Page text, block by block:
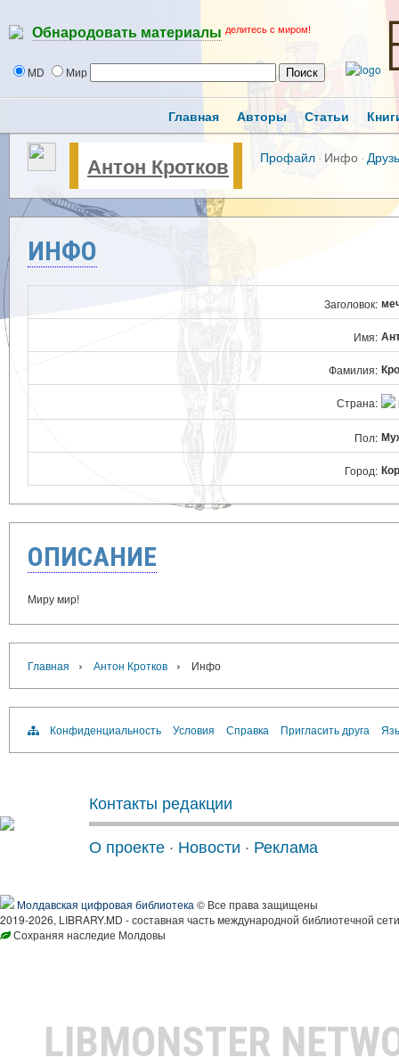
Обнародовать материалы делитесь с миром!
MD Мир
Главная Авторы Статьи
Антон Кротков Профайл· Инфо·
ИНФО
Заголовок:
Имя:
Фамилия:
Страна:
Пол:
Город:
ОПИСАНИЕ
Миру мир!
Главная › Антон Кротков › Инфо
Конфиденциальность Условия Справка Пригласить друга
Контакты редакции
О проекте · Новости · Реклама
Молдавская цифровая библиотека © Все права защищены
2019-2026, LIBRARY.MD - составная часть международной библиотечной
Сохраняя наследие Молдовы
LIBMONSTER